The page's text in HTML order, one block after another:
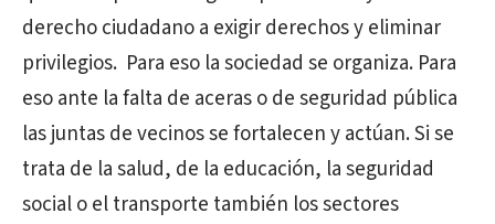
derecho ciudadano a exigir derechos y eliminar
privilegios. Para eso la sociedad se organiza. Para
eso ante la falta de aceras o de seguridad pública
las juntas de vecinos se fortalecen y actúan. Si se
trata de la salud, de la educación, la seguridad
social o el transporte también los sectores